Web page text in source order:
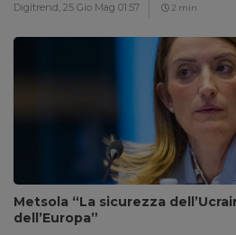
Digitrend, 25 Gio Mag 01:57 2 min
Metsola “La sicurezza
dell’Europa”